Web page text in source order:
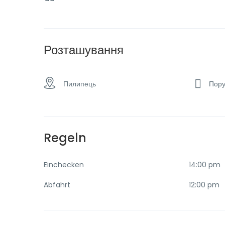
Розташування
Пилипець
Regeln
Einchecken
14:00 pm
Abfahrt
12:00 pm